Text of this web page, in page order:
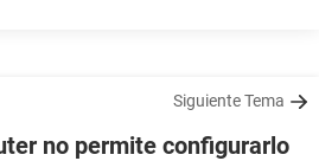
Siguiente Tema
no permite configurarlo